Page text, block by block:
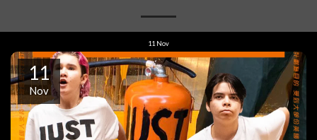
11 Nov
11
Nov